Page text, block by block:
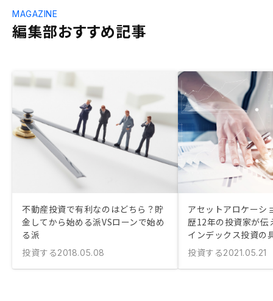
編集部おすすめ記事
MAGAZINE
不動産投資で有利なのはどちら？貯
金してから始める派VSローンで始め
る派
投資する2018.05.08
アセットアロケーシ
歴12年の投資家が伝
インデックス投資の
投資する2021.05.21